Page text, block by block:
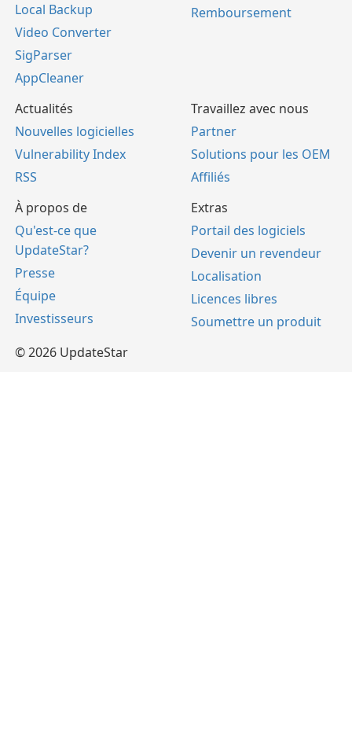
Local Backup
Video Converter
SigParser
AppCleaner
Remboursement
Actualités
Nouvelles logicielles
Vulnerability Index
RSS
Travaillez avec nous
Partner
Solutions pour les OEM
Affiliés
À propos de
Qu'est-ce que
UpdateStar?
Presse
Équipe
Investisseurs
Extras
Portail des logiciels
Devenir un revendeur
Localisation
Licences libres
Soumettre un produit
© 2026 UpdateStar